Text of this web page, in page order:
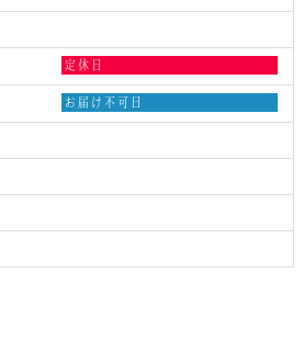
水
日,
8
2026
定休日
木
2026
お届け不可日